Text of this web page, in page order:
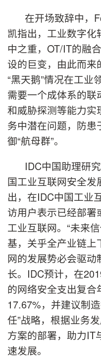
在开场致辞中，
凯指出，工业数字
中之重，OT/IT的融
设的巨变，由此而来
“黑天鹅”情况在工业
需要一个成体系的
和威胁探测等能力实
务中潜在问题，防
御“航母群”。
IDC中国助理研
国工业互联网安全
出，在IDC中国工业
访用户表示已经部
工业互联网。“未来
基，关乎全产业链
网的发展势必会驱动
长。IDC预计，在
的网络安全支出复合
17.67%，并建议制
任”战略，根据业务
方案的部署，助力IT
速发展。